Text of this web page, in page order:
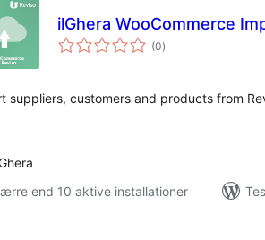
ilGhera WooCommerce
(0totale
bedømmelser
)
suppliers, customers and products from
end 10 aktive installationer